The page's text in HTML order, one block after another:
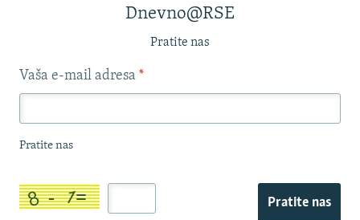
Dnevno@RSE
Pratite nas
Vaša e-mail adresa *
Pratite nas
Pratite nas